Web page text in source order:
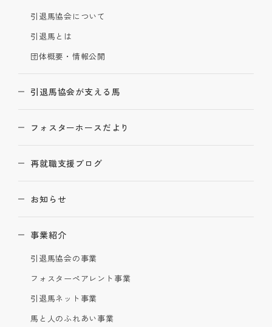
引退馬協会について
引退馬とは
団体概要・情報公開
引退馬協会が支える馬
フォスターホースだより
再就職支援ブログ
お知らせ
事業紹介
引退馬協会の事業
フォスターペアレント事業
引退馬ネット事業
馬と人のふれあい事業